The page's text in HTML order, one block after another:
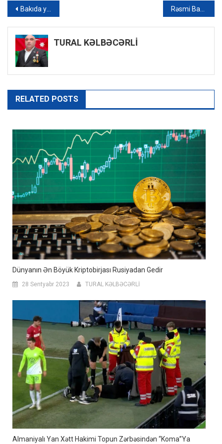
Yazı
naviqasiyası
Bakıda yanğın başlayıb – VİDEO
TURAL KƏLBƏCƏRLİ
RELATED POSTS
Dünyanın Ən Böyük Kriptobirjası Rusiyadan Gedir
28 Sentyabr 2023 TURAL KƏLBƏCƏRLİ
Almaniyalı Yan Xətt Hakimi Topun Zərbəsindən “koma”ya